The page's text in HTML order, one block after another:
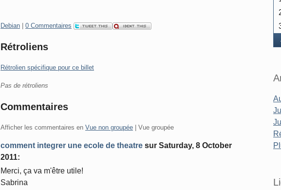
Catégories:
Debian 0 Commentaires
Rétroliens
Rétrolien spécifique pour ce billet
Pas de rétroliens
Commentaires
Afficher les commentaires en Vue non groupée | Vue groupée
comment integrer une ecole de theatre sur Saturday, 8 October
2011:
Merci, ça va m'être utile!
Sabrina